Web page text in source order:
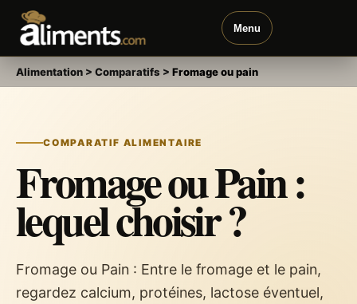
Menu
Alimentation > Comparatifs > Fromage ou pain
COMPARATIF ALIMENTAIRE
Fromage ou Pain :
lequel choisir ?
Fromage ou Pain : Entre le fromage et le pain,
regardez calcium, protéines, lactose éventuel,